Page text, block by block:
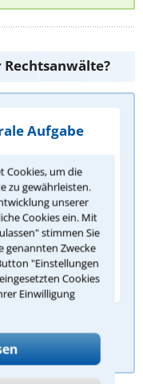
Cookies, um die
zu gewährleisten.
unserer
Cookies ein. Mit
stimmen Sie
genannten Zwecke
"Einstellungen
Cookies
Einwilligung
Aufgabe
und zu